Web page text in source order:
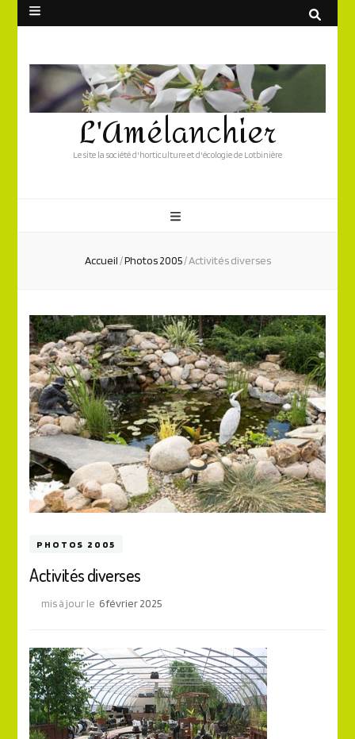
L'Amélanchier
Le site la société d'horticulture et d'écologie de Lotbinière
Accueil/Photos 2005/Activités diverses
PHOTOS 2005
Activités diverses
mis à jour le 6 février 2025